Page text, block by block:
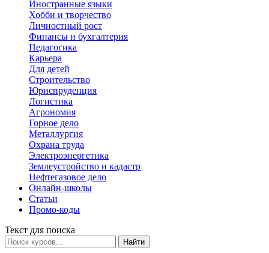
Иностранные языки
Хобби и творчество
Личностный рост
Финансы и бухгалтерия
Педагогика
Карьера
Для детей
Строительство
Юриспруденция
Логистика
Агрономия
Горное дело
Металлургия
Охрана труда
Электроэнергетика
Землеустройство и кадастр
Нефтегазовое дело
Онлайн-школы
Статьи
Промо-коды
Текст для поиска
Найти